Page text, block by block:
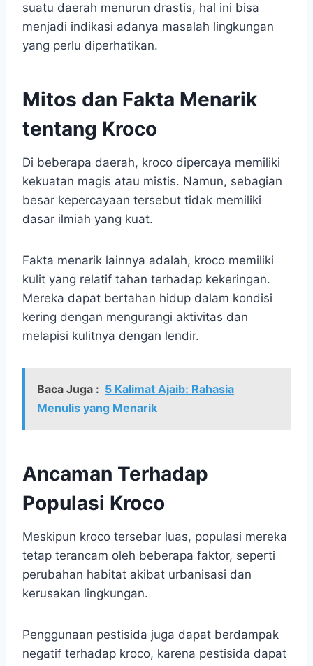
suatu daerah menurun drastis, hal ini bisa
menjadi indikasi adanya masalah lingkungan
yang perlu diperhatikan.
Mitos dan Fakta Menarik
tentang Kroco
Di beberapa daerah, kroco dipercaya memiliki
kekuatan magis atau mistis. Namun, sebagian
besar kepercayaan tersebut tidak memiliki
dasar ilmiah yang kuat.
Fakta menarik lainnya adalah, kroco memiliki
kulit yang relatif tahan terhadap kekeringan.
Mereka dapat bertahan hidup dalam kondisi
kering dengan mengurangi aktivitas dan
melapisi kulitnya dengan lendir.
Baca Juga : 5 Kalimat Ajaib: Rahasia
Menulis yang Menarik
Ancaman Terhadap
Populasi Kroco
Meskipun kroco tersebar luas, populasi mereka
tetap terancam oleh beberapa faktor, seperti
perubahan habitat akibat urbanisasi dan
kerusakan lingkungan.
Penggunaan pestisida juga dapat berdampak
negatif terhadap kroco, karena pestisida dapat